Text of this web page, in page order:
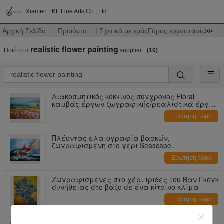
Xiamen LKL Fine Arts Co., Ltd.
Αρχική Σελίδα Προϊόντα Σχετικά με εμάςΓύρος εργοστασίων
>>
Ποιότητα realistic flower painting supplier. (10)
Διακοσμητικός κόκκινος σύγχρονος Floral
καμβάς έργων ζωγραφικής/ρεαλιστικά έργα
ζωγραφικής τοπίων λουλουδιών Ερώτηση τώρα
Πλέοντας ελαιογραφία βαρκών,
ζωγραφισμένη στο χέρι Seascape
ελαιογραφία για το ντεκόρ τοίχωνΕρώτηση τώρα
Ζωγραφισμένες στο χέρι ίριδες του Βαν Γκογκ
συνήθειας στο βάζο σε ένα κίτρινο κλίμα
Ερώτηση τώρα